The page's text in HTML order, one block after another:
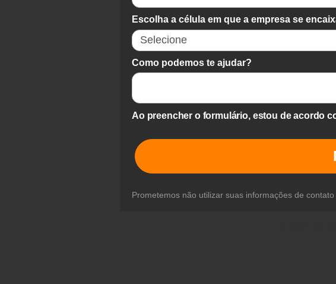
Escolha a célula em que a empresa se
Como podemos te ajudar?
Ao preencher o formulário, estou de acordo
Prometemos não utilizar suas informações de